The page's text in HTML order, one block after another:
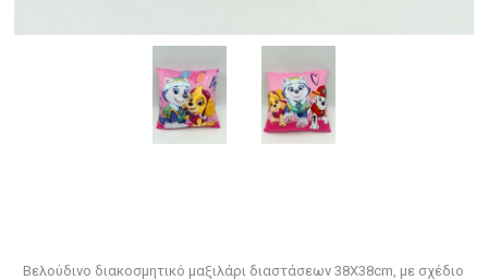
Βελούδινο διακοσμητικό μαξιλάρι διαστάσεων 38X38cm, με σχέδιο